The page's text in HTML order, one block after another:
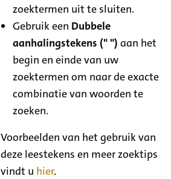
zoektermen uit te sluiten.
Gebruik een Dubbele
aanhalingstekens (" ") aan het
begin en einde van uw
zoektermen om naar de exacte
combinatie van woorden te
zoeken.
Voorbeelden van het gebruik van
deze leestekens en meer zoektips
vindt u hier.